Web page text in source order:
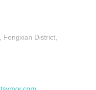
Fengxian District,